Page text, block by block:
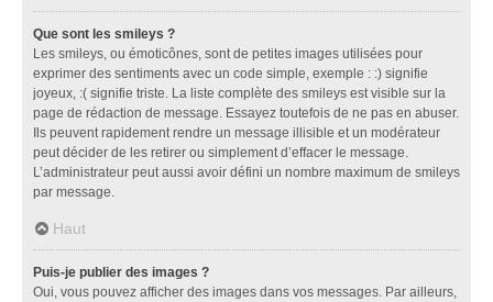
Que sont les smileys ?
Les smileys, ou émoticônes, sont de petites images utilisées pour
exprimer des sentiments avec un code simple, exemple : :) signifie
joyeux, :( signifie triste. La liste complète des smileys est visible sur la
page de rédaction de message. Essayez toutefois de ne pas en abuser.
Ils peuvent rapidement rendre un message illisible et un modérateur
peut décider de les retirer ou simplement d’effacer le message.
L’administrateur peut aussi avoir défini un nombre maximum de smileys
par message.
Haut
Puis-je publier des images ?
Oui, vous pouvez afficher des images dans vos messages. Par ailleurs,